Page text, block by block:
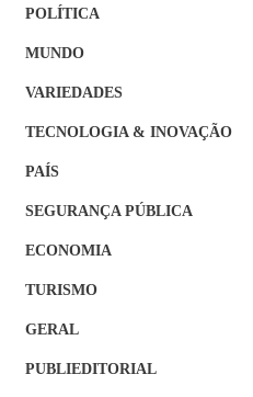
POLÍTICA
MUNDO
VARIEDADES
TECNOLOGIA & INOVAÇÃO
PAÍS
SEGURANÇA PÚBLICA
ECONOMIA
TURISMO
GERAL
PUBLIEDITORIAL